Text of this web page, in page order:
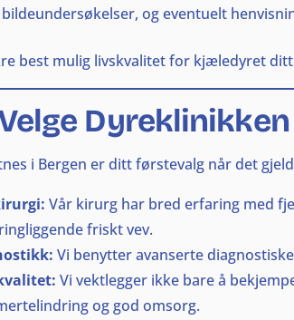
og eventuelt
best mulig livskvalitet for kjæledyret
i Bergen er ditt førstevalg når det
Vår kirurg har bred erfaring med
friskt vev.
Vi benytter avanserte
Vi vektlegger ikke bare å
og god omsorg.